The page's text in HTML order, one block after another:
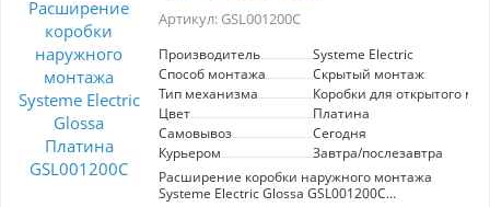
Артикул: GSL001200C
Производитель
Systeme Electric
Способ монтажа
Скрытый монтаж
Тип механизма
Коробки для открытого
Цвет
Платина
Самовывоз
Сегодня
Курьером
Завтра/послезавтра
Расширение коробки наружного монтажа
Systeme Electric Glossa GSL001200C